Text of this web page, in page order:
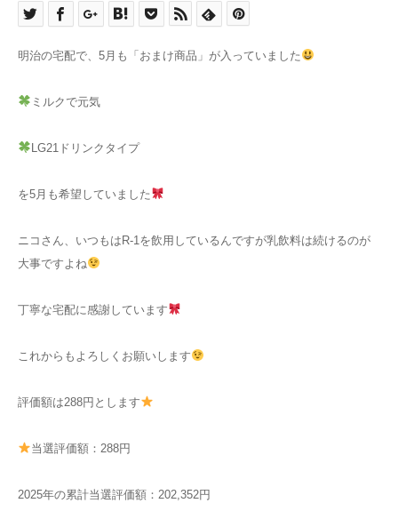
明治の宅配で、5月も「おまけ商品」が入っていました
ミルクで元気
LG21ドリンクタイプ
を5月も希望していました
ニコさん、いつもはR-1を飲用しているんですが乳飲料は続けるのが
大事ですよね
丁寧な宅配に感謝しています
これからもよろしくお願いします
評価額は288円とします
当選評価額：288円
2025年の累計当選評価額：202,352円